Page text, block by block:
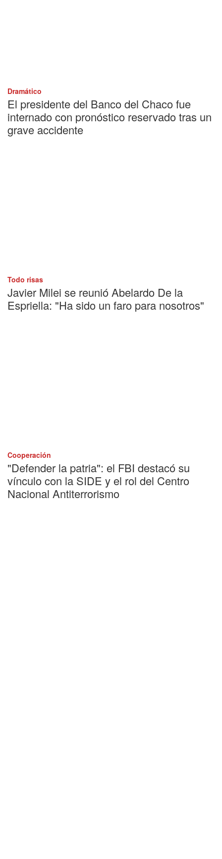
Dramático
El presidente del Banco del Chaco fue
internado con pronóstico reservado tras un
grave accidente
Todo risas
Javier Milei se reunió Abelardo De la
Espriella: "Ha sido un faro para nosotros"
Cooperación
"Defender la patria": el FBI destacó su
vínculo con la SIDE y el rol del Centro
Nacional Antiterrorismo